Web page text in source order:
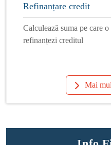
Refinanțare credit
Calculează suma pe care
refinanțezi creditul
Mai